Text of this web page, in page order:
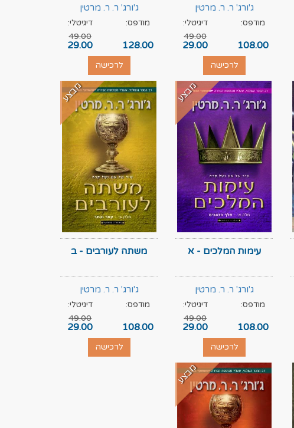
ג'ורג' ר. ר. מרטין
מודפס:
108.00
דיגיטלי:
49.00
29.00
לרכישה
ג'ורג' ר. ר. מרטין
מודפס:
128.00
דיגיטלי:
49.00
29.00
לרכישה
מבצע
עימות המלכים - א
ג'ורג' ר. ר. מרטין
מודפס:
108.00
דיגיטלי:
49.00
29.00
לרכישה
מבצע
משתה לעורבים - ב
ג'ורג' ר. ר. מרטין
מודפס:
108.00
דיגיטלי:
49.00
29.00
לרכישה
מבצע